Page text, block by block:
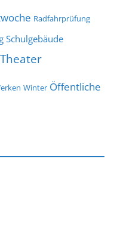
Radfahrprüfung
Schulgebäude
Theater
Winter Öffentliche